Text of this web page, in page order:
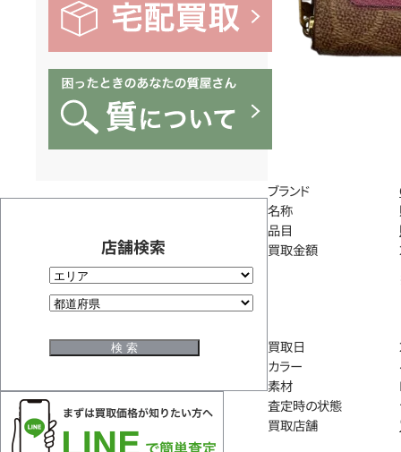
店舗検索
ブランド
名称
品目
買取金額
買取日
カラー
素材
査定時の状態
買取店舗